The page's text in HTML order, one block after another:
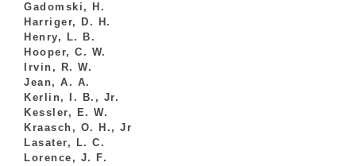
Gadomski, H.
Harriger, D. H.
Henry, L. B.
Hooper, C. W.
Irvin, R. W.
Jean, A. A.
Kerlin, I. B., Jr.
Kessler, E. W.
Kraasch, O. H., Jr
Lasater, L. C.
Lorence, J. F.